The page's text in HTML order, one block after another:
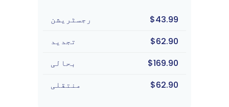
$43.99
رجسٹریشن
$62.90
تجدید
$169.90
بحالی
$62.90
منتقلی